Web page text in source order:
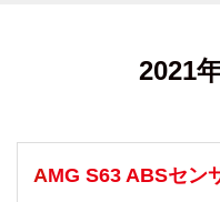
2021
AMG S63 ABSセン